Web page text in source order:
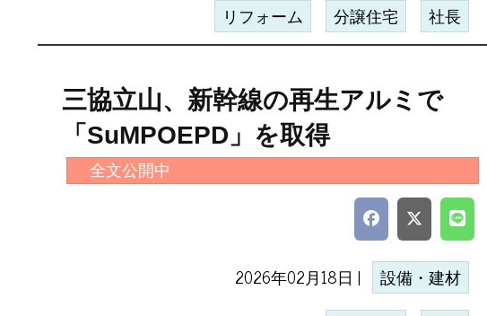
リフォーム 分譲住宅 社長
三協立山、新幹線の再生アルミで
「SuMPOEPD」を取得
全文公開中
2026年02月18日 | 設備・建材